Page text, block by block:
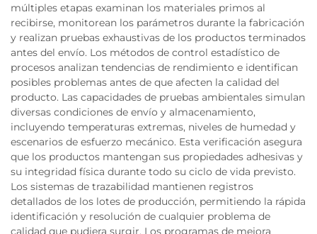
múltiples etapas examinan los materiales primos al
recibirse, monitorean los parámetros durante la fabricación
y realizan pruebas exhaustivas de los productos terminados
antes del envío. Los métodos de control estadístico de
procesos analizan tendencias de rendimiento e identifican
posibles problemas antes de que afecten la calidad del
producto. Las capacidades de pruebas ambientales simulan
diversas condiciones de envío y almacenamiento,
incluyendo temperaturas extremas, niveles de humedad y
escenarios de esfuerzo mecánico. Esta verificación asegura
que los productos mantengan sus propiedades adhesivas y
su integridad física durante todo su ciclo de vida previsto.
Los sistemas de trazabilidad mantienen registros
detallados de los lotes de producción, permitiendo la rápida
identificación y resolución de cualquier problema de
calidad que pudiera surgir. Los programas de mejora